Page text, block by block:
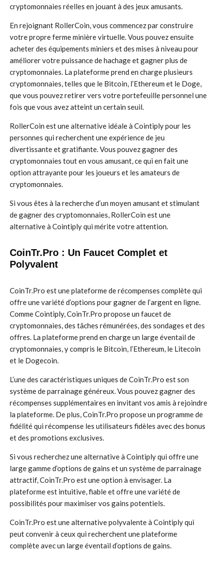
cryptomonnaies réelles en jouant à des jeux amusants.
En rejoignant RollerCoin, vous commencez par construire
votre propre ferme minière virtuelle. Vous pouvez ensuite
acheter des équipements miniers et des mises à niveau pour
améliorer votre puissance de hachage et gagner plus de
cryptomonnaies. La plateforme prend en charge plusieurs
cryptomonnaies, telles que le Bitcoin, l’Ethereum et le Doge,
que vous pouvez retirer vers votre portefeuille personnel une
fois que vous avez atteint un certain seuil.
RollerCoin est une alternative idéale à Cointiply pour les
personnes qui recherchent une expérience de jeu
divertissante et gratifiante. Vous pouvez gagner des
cryptomonnaies tout en vous amusant, ce qui en fait une
option attrayante pour les joueurs et les amateurs de
cryptomonnaies.
Si vous êtes à la recherche d’un moyen amusant et stimulant
de gagner des cryptomonnaies, RollerCoin est une
alternative à Cointiply qui mérite votre attention.
CoinTr.Pro : Un Faucet Complet et
Polyvalent
CoinTr.Pro est une plateforme de récompenses complète qui
offre une variété d’options pour gagner de l’argent en ligne.
Comme Cointiply, CoinTr.Pro propose un faucet de
cryptomonnaies, des tâches rémunérées, des sondages et des
offres. La plateforme prend en charge un large éventail de
cryptomonnaies, y compris le Bitcoin, l’Ethereum, le Litecoin
et le Dogecoin.
L’une des caractéristiques uniques de CoinTr.Pro est son
système de parrainage généreux. Vous pouvez gagner des
récompenses supplémentaires en invitant vos amis à rejoindre
la plateforme. De plus, CoinTr.Pro propose un programme de
fidélité qui récompense les utilisateurs fidèles avec des bonus
et des promotions exclusives.
Si vous recherchez une alternative à Cointiply qui offre une
large gamme d’options de gains et un système de parrainage
attractif, CoinTr.Pro est une option à envisager. La
plateforme est intuitive, fiable et offre une variété de
possibilités pour maximiser vos gains potentiels.
CoinTr.Pro est une alternative polyvalente à Cointiply qui
peut convenir à ceux qui recherchent une plateforme
complète avec un large éventail d’options de gains.